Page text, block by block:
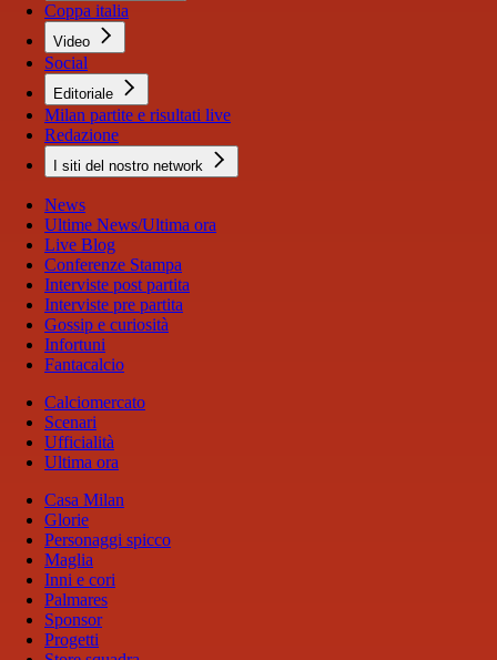
Coppa italia
Video
Social
Editoriale
Milan partite e risultati live
Redazione
I siti del nostro network
News
Ultime News/Ultima ora
Live Blog
Conferenze Stampa
Interviste post partita
Interviste pre partita
Gossip e curiosità
Infortuni
Fantacalcio
Calciomercato
Scenari
Ufficialità
Ultima ora
Casa Milan
Glorie
Personaggi spicco
Maglia
Inni e cori
Palmares
Sponsor
Progetti